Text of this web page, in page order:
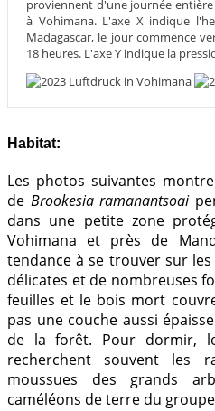
proviennent d'une journée
à Vohimana. L'axe X indique
Madagascar, le jour commence
18 heures. L'axe Y indique la
Habitat:
Les photos suivantes
de Brookesia ramanantsoai
dans une petite zone
Vohimana et près de
tendance à se trouver sur
délicates et de nombreuses
feuilles et le bois mort
pas une couche aussi
de la forêt. Pour dormir,
recherchent souvent les
moussues des grands
caméléons de terre du